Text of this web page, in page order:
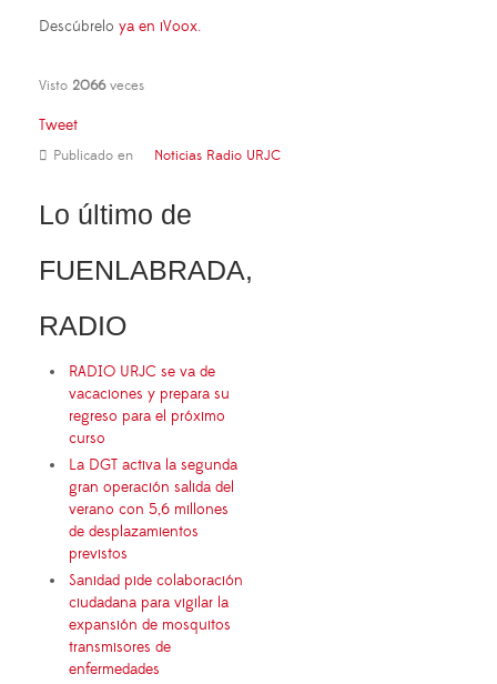
Descúbrelo ya en iVoox.
Visto 2066veces
Tweet
Publicado en Noticias Radio URJC
Lo último de
FUENLABRADA,
RADIO
RADIO URJC se va de
vacaciones y prepara su
regreso para el próximo
curso
La DGT activa la segunda
gran operación salida del
verano con 5,6 millones
de desplazamientos
previstos
Sanidad pide colaboración
ciudadana para vigilar la
expansión de mosquitos
transmisores de
enfermedades